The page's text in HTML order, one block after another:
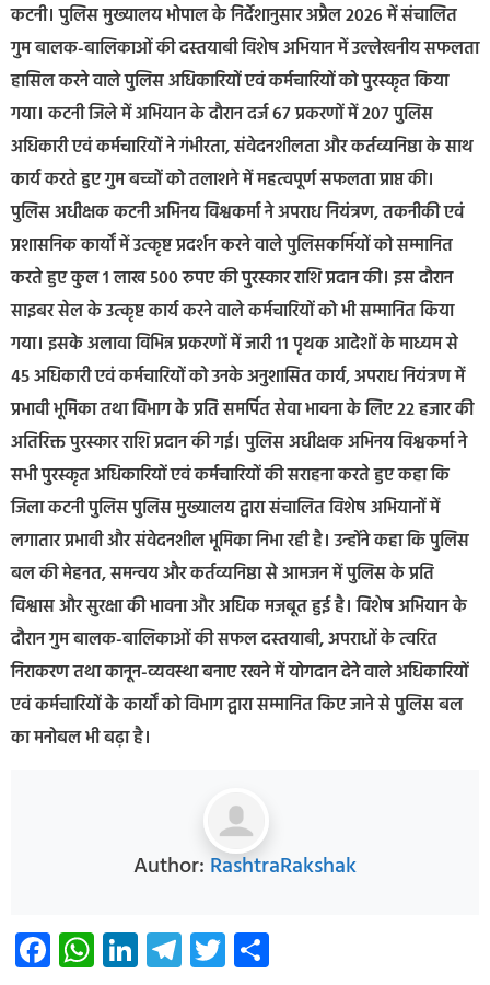
कटनी। पुलिस मुख्यालय भोपाल के निर्देशानुसार अप्रैल 2026 में संचालित
गुम बालक-बालिकाओं की दस्तयाबी विशेष अभियान में उल्लेखनीय सफलता
हासिल करने वाले पुलिस अधिकारियों एवं कर्मचारियों को पुरस्कृत किया
गया। कटनी जिले में अभियान के दौरान दर्ज 67 प्रकरणों में 207 पुलिस
अधिकारी एवं कर्मचारियों ने गंभीरता, संवेदनशीलता और कर्तव्यनिष्ठा के साथ
कार्य करते हुए गुम बच्चों को तलाशने में महत्वपूर्ण सफलता प्राप्त की।
पुलिस अधीक्षक कटनी अभिनय विश्वकर्मा ने अपराध नियंत्रण, तकनीकी एवं
प्रशासनिक कार्यों में उत्कृष्ट प्रदर्शन करने वाले पुलिसकर्मियों को सम्मानित
करते हुए कुल 1 लाख 500 रुपए की पुरस्कार राशि प्रदान की। इस दौरान
साइबर सेल के उत्कृष्ट कार्य करने वाले कर्मचारियों को भी सम्मानित किया
गया। इसके अलावा विभिन्न प्रकरणों में जारी 11 पृथक आदेशों के माध्यम से
45 अधिकारी एवं कर्मचारियों को उनके अनुशासित कार्य, अपराध नियंत्रण में
प्रभावी भूमिका तथा विभाग के प्रति समर्पित सेवा भावना के लिए 22 हजार की
अतिरिक्त पुरस्कार राशि प्रदान की गई। पुलिस अधीक्षक अभिनय विश्वकर्मा ने
सभी पुरस्कृत अधिकारियों एवं कर्मचारियों की सराहना करते हुए कहा कि
जिला कटनी पुलिस पुलिस मुख्यालय द्वारा संचालित विशेष अभियानों में
लगातार प्रभावी और संवेदनशील भूमिका निभा रही है। उन्होंने कहा कि पुलिस
बल की मेहनत, समन्वय और कर्तव्यनिष्ठा से आमजन में पुलिस के प्रति
विश्वास और सुरक्षा की भावना और अधिक मजबूत हुई है। विशेष अभियान के
दौरान गुम बालक-बालिकाओं की सफल दस्तयाबी, अपराधों के त्वरित
निराकरण तथा कानून-व्यवस्था बनाए रखने में योगदान देने वाले अधिकारियों
एवं कर्मचारियों के कार्यों को विभाग द्वारा सम्मानित किए जाने से पुलिस बल
का मनोबल भी बढ़ा है।
Author: RashtraRakshak
Facebook
WhatsApp
LinkedIn
Telegram
Twitter